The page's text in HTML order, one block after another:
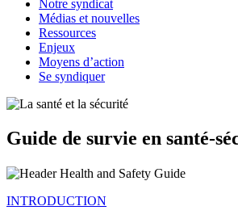
Notre syndicat
Médias et nouvelles
Ressources
Enjeux
Moyens d’action
Se syndiquer
Guide de survie en santé-
INTRODUCTION